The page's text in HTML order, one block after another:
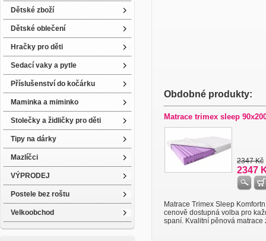
Dětské zboží
Dětské oblečení
Hračky pro děti
Sedací vaky a pytle
Příslušenství do kočárku
Maminka a miminko
Stolečky a židličky pro děti
Tipy na dárky
Mazlíčci
VÝPRODEJ
Postele bez roštu
Velkoobchod
Obdobné produkty:
Matrace trimex sleep
2347 Kč
2347
Matrace Trimex Sleep
cenově dostupná volba pro
spaní. Kvalitní pěnová matrace